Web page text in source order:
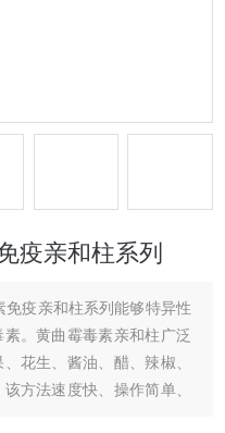
疫亲和柱系列
免疫亲和柱系列能够特异性
。黄曲霉毒素亲和柱广泛
花生、酱油、醋、辣椒、
方法速度快、操作简单、